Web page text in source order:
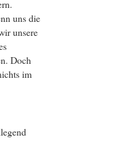
uns die
unsere
Doch
im